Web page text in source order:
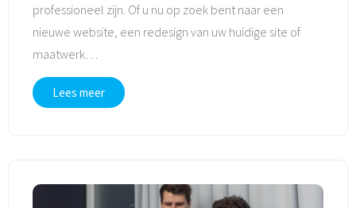
professioneel zijn. Of u nu op zoek bent naar een
nieuwe website, een redesign van uw huidige site of
maatwerk
Lees meer